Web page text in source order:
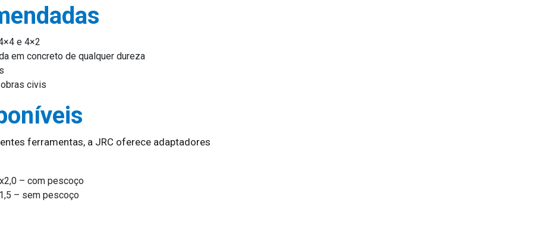
e 4×2
em concreto de qualquer dureza
civis
ferramentas, a JRC oferece adaptadores
– com pescoço
– sem pescoço